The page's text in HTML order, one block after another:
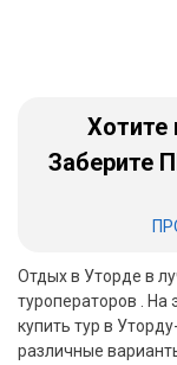
Хотите
Заберите
Отдых в Уторде в
туроператоров . На
купить тур в
различные
Хайнань
Занзибар
Абхазия